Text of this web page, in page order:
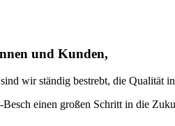
und Kunden,
wir ständig bestrebt, die
einen großen Schritt in die